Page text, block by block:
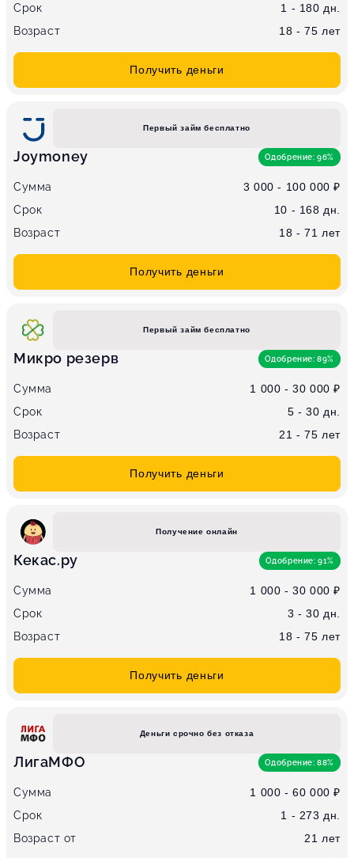
Срок
1 - 180 дн.
Возраст
18 - 75 лет
Получить деньги
Первый займ бесплатно
Joymoney Одобрение: 96%
Сумма
3 000 - 100 000 ₽
Срок
10 - 168 дн.
Возраст
18 - 71 лет
Получить деньги
Первый займ бесплатно
Микро резерв Одобрение: 89%
Сумма
1 000 - 30 000 ₽
Срок
5 - 30 дн.
Возраст
21 - 75 лет
Получить деньги
Получение онлайн
Кекас.ру Одобрение: 91%
Сумма
1 000 - 30 000 ₽
Срок
3 - 30 дн.
Возраст
18 - 75 лет
Получить деньги
Деньги срочно без отказа
ЛигаМФО Одобрение: 88%
Сумма
1 000 - 60 000 ₽
Срок
1 - 273 дн.
Возраст от
21 лет